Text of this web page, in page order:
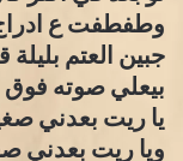
وطفطفت ع
جبين العتم
بيعلي صوته
يا ريت بعدني
ويا ريت بعدني